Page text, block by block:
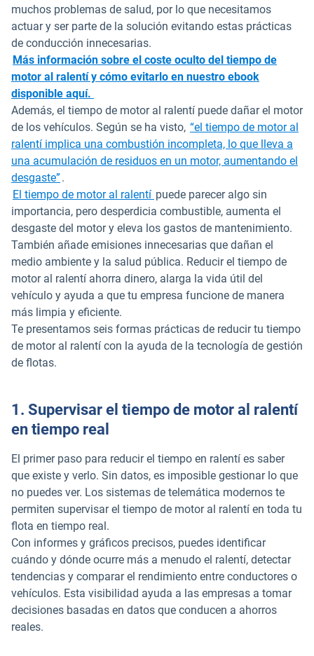
muchos problemas de salud, por lo que necesitamos
actuar y ser parte de la solución evitando estas prácticas
de conducción innecesarias.
Más información sobre el coste oculto del tiempo de
motor al ralentí y cómo evitarlo en nuestro ebook
disponible aquí.
Además, el tiempo de motor al ralentí puede dañar el motor
de los vehículos. Según se ha visto, “el tiempo de motor al
ralentí implica una combustión incompleta, lo que lleva a
una acumulación de residuos en un motor, aumentando el
desgaste” .
El tiempo de motor al ralentí puede parecer algo sin
importancia, pero desperdicia combustible, aumenta el
desgaste del motor y eleva los gastos de mantenimiento.
También añade emisiones innecesarias que dañan el
medio ambiente y la salud pública. Reducir el tiempo de
motor al ralentí ahorra dinero, alarga la vida útil del
vehículo y ayuda a que tu empresa funcione de manera
más limpia y eficiente.
Te presentamos seis formas prácticas de reducir tu tiempo
de motor al ralentí con la ayuda de la tecnología de gestión
de flotas.
1. Supervisar el tiempo de motor al ralentí
en tiempo real
El primer paso para reducir el tiempo en ralentí es saber
que existe y verlo. Sin datos, es imposible gestionar lo que
no puedes ver. Los sistemas de telemática modernos te
permiten supervisar el tiempo de motor al ralentí en toda tu
flota en tiempo real.
Con informes y gráficos precisos, puedes identificar
cuándo y dónde ocurre más a menudo el ralentí, detectar
tendencias y comparar el rendimiento entre conductores o
vehículos. Esta visibilidad ayuda a las empresas a tomar
decisiones basadas en datos que conducen a ahorros
reales.